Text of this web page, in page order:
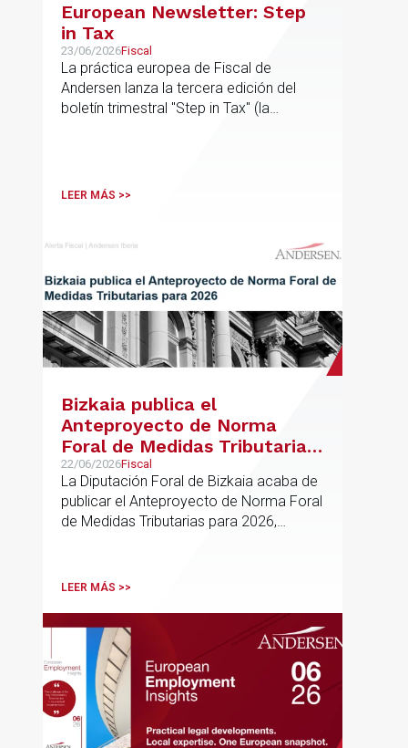
European Newsletter: Step
in Tax
23/06/2026Fiscal
La práctica europea de Fiscal de
Andersen lanza la tercera edición del
boletín trimestral "Step in Tax" (la
internacionales de la UE
LEER MÁS >>
Bizkaia publica el
Anteproyecto de Norma
Foral de Medidas Tributarias
para 2026
22/06/2026Fiscal
La Diputación Foral de Bizkaia acaba de
publicar el Anteproyecto de Norma Foral
de Medidas Tributarias para 2026,
modificaciones que afectan
LEER MÁS >>